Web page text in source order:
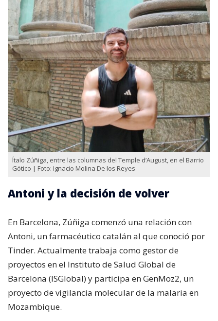
Ítalo Zúñiga, entre las columnas del Temple d’August, en el Barrio
Gótico | Foto: Ignacio Molina De los Reyes
Antoni y la decisión de volver
En Barcelona, Zúñiga comenzó una relación con
Antoni, un farmacéutico catalán al que conoció por
Tinder. Actualmente trabaja como gestor de
proyectos en el Instituto de Salud Global de
Barcelona (ISGlobal) y participa en GenMoz2, un
proyecto de vigilancia molecular de la malaria en
Mozambique.